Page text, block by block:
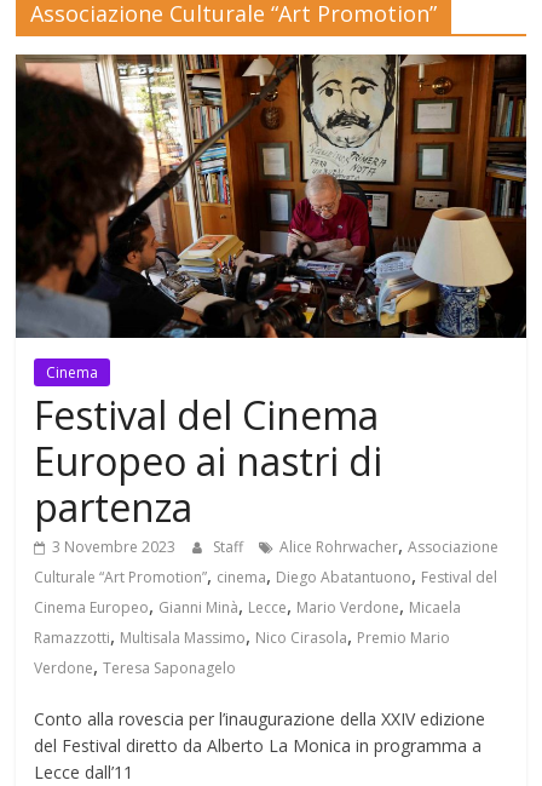
Mensile
di
arte,
cultura,
turismo
e
Associazione Culturale “Art Promotion”
Cinema
Festival del Cinema
Europeo ai nastri di
partenza
3 Novembre 2023 Staff Alice Rohrwacher,Associazione
Culturale “Art Promotion”, cinema, Diego Abatantuono, Festival del
Cinema Europeo, Gianni Minà, Lecce, Mario Verdone, Micaela
Ramazzotti, Multisala Massimo, Nico Cirasola, Premio Mario
Verdone,Teresa Saponagelo
Conto alla rovescia per l’inaugurazione della XXIV edizione
del Festival diretto da Alberto La Monica in programma a
Lecce dall’11